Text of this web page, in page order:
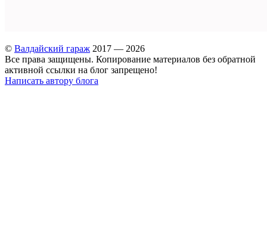
© Валдайский гараж 2017 — 2026
Все права защищены. Копирование материалов без обратной
активной ссылки на блог запрещено!
Написать автору блога